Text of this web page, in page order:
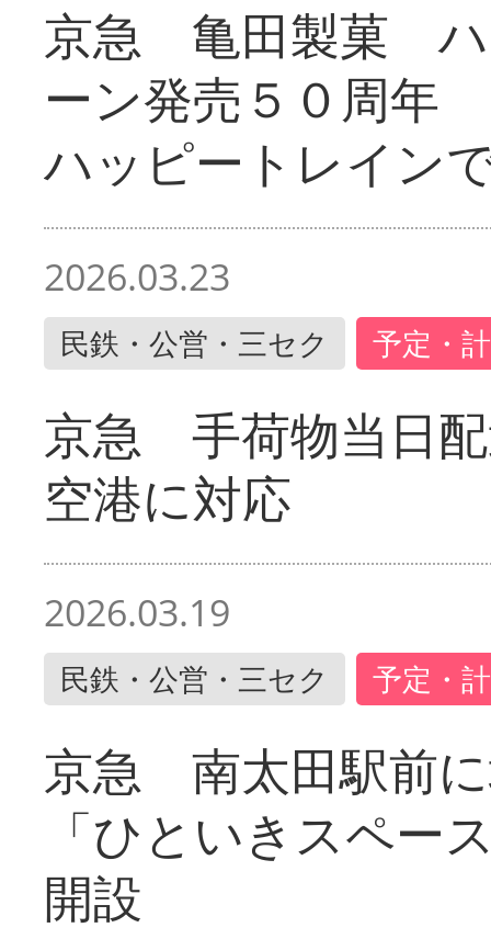
京急 亀田製菓 ハ
ーン発売５０周年
ハッピートレイン
2026.03.23
民鉄・公営・三セク 予定・
京急 手荷物当日
空港に対応
2026.03.19
民鉄・公営・三セク 予定・
京急 南太田駅前
「ひといきスペー
開設